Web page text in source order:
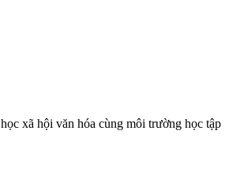
xã hội văn hóa cùng môi trường học tập